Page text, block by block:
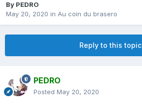
By PEDRO
May 20, 2020 in Au coin du brasero
Reply to this topic
PEDRO
Posted May 20, 2020